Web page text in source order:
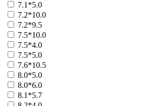
7.1*5.0
7.2*10.0
7.2*9.5
7.5*10.0
7.5*4.0
7.5*5.0
7.6*10.5
8.0*5.0
8.0*6.0
8.1*5.7